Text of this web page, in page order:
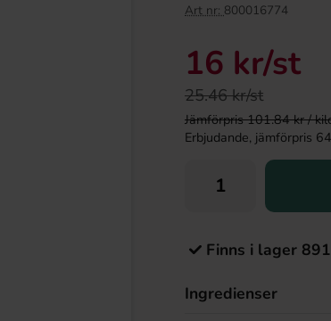
Art nr: 800016774
16 kr/st
25.46 kr/st
Jämförpris 101.84 kr /
Erbjudande, jämförpris
Finns i lager
Ingredienser